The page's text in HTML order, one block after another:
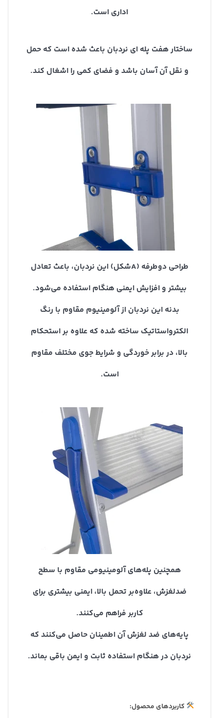
اداری است.
ساختار هفت پله ای نردبان باعث شده است که حمل
و نقل آن آسان باشد و فضای کمی را اشغال کند.
طراحی دوطرفه (A‌شکل) این نردبان، باعث تعادل
بیشتر و افزایش ایمنی هنگام استفاده می‌شود.
بدنه این نردبان از آلومینیوم مقاوم با رنگ
الکترواستاتیک ساخته شده که علاوه بر استحکام
بالا، در برابر خوردگی و شرایط جوی مختلف مقاوم
است.
همچنین پله‌های آلومینیومی مقاوم با سطح
ضدلغزش، علاوه‌بر تحمل بالا، ایمنی بیشتری برای
کاربر فراهم می‌کنند.
پایه‌های ضد لغزش آن اطمینان حاصل می‌کنند که
نردبان در هنگام استفاده ثابت و ایمن باقی بماند.
کاربردهای محصول: